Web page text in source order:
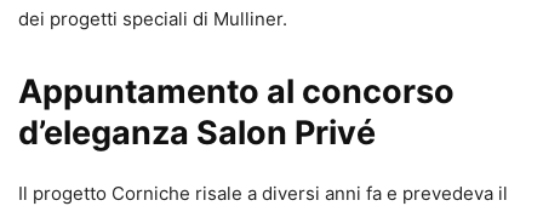
dei progetti speciali di Mulliner.
Appuntamento al concorso
d’eleganza Salon Privé
Il progetto Corniche risale a diversi anni fa e prevedeva il